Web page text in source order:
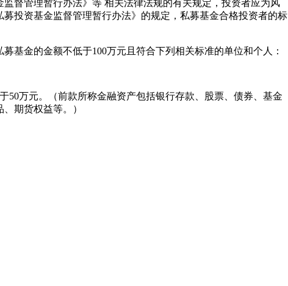
督管理暂行办法》等 相关法律法规的有关规定，投资者应为风
投资基金监督管理暂行办法》的规定，私募基金合格投资者的标
基金的金额不低于100万元且符合下列相关标准的单位和个人：
50万元。（前款所称金融资产包括银行存款、股票、债券、基金
期货权益等。）
求专业的投资顾问的建议。
, 并造成投资者损失部分或全部投资金额。您应确保有关投资产